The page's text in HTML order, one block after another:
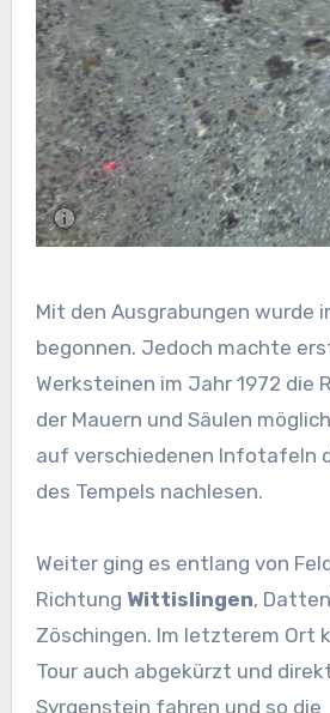
Mit den Ausgrabungen wurde
begonnen. Jedoch machte
Werksteinen im Jahr 1972 die
der Mauern und Säulen
auf verschiedenen Infotafeln
des Tempels nachlesen.
Weiter ging es entlang von
Richtung Wittislingen,
Zöschingen. Im letzterem Ort
Tour auch abgekürzt und
Syrgenstein fahren und so die